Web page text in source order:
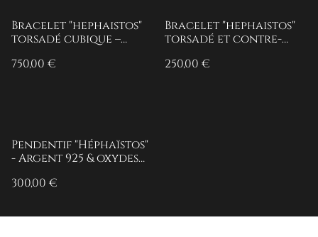
Bracelet "hephaistos"
torsadé cubique –
zirconium
750,00 €
Bracelet "hephaistos"
torsadé et contre-
250,00 €
Pendentif "Héphaïstos"
- Argent 925 & oxydes
300,00 €